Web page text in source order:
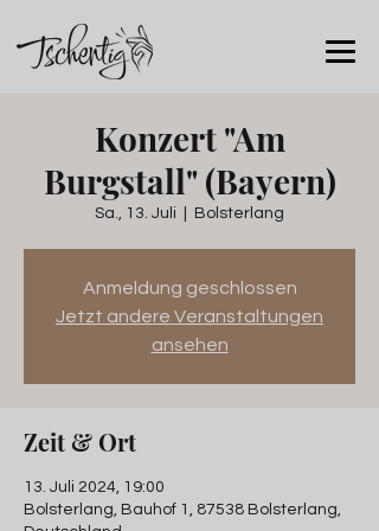
Konzert "Am
Burgstall" (Bayern)
Sa., 13. Juli Bolsterlang
Anmeldung geschlossen
Jetzt andere Veranstaltungen
ansehen
Zeit & Ort
13. Juli 2024, 19:00
Bolsterlang, Bauhof 1, 87538 Bolsterlang,